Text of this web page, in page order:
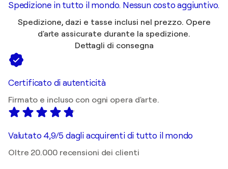
Spedizione in tutto il mondo. Nessun costo aggiuntivo.
Spedizione, dazi e tasse inclusi nel prezzo. Opere
d'arte assicurate durante la spedizione.
Dettagli di consegna
Certificato di autenticità
Firmato e incluso con ogni opera d'arte.
Valutato 4,9/5 dagli acquirenti di tutto il mondo
Oltre 20.000 recensioni dei clienti